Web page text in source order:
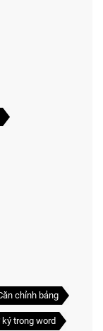
chỉnh bảng
trong word